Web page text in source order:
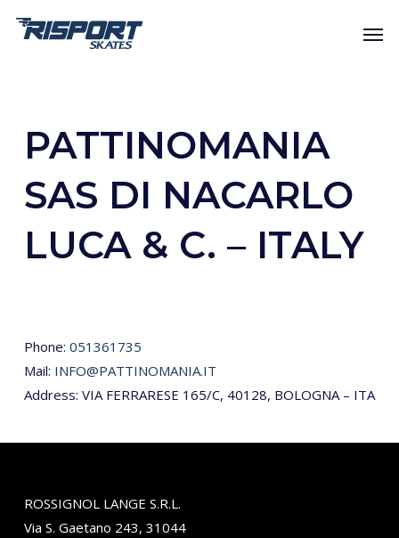
PATTINOMANIA
SAS DI NACARLO
LUCA & C. – ITALY
Phone: 051361735
Mail: INFO@PATTINOMANIA.IT
Address: VIA FERRARESE 165/C, 40128, BOLOGNA – ITA
ROSSIGNOL LANGE S.R.L.
Via S. Gaetano 243, 31044